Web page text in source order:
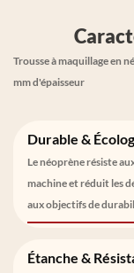
Trousse à maquillage en
mm d'épaisseur
Durable &
Le néoprène résiste
machine et réduit les
aux objectifs de
Étanche &